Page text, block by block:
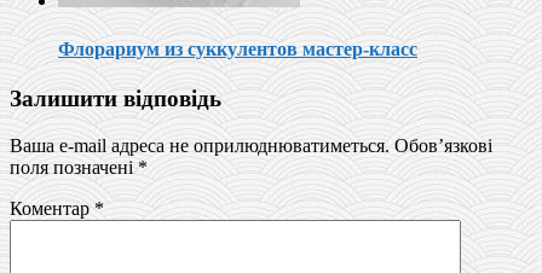
Флорариум из суккулентов мастер-класс
Залишити відповідь
Ваша e-mail адреса не оприлюднюватиметься. Обов’язкові
поля позначені*
Коментар*